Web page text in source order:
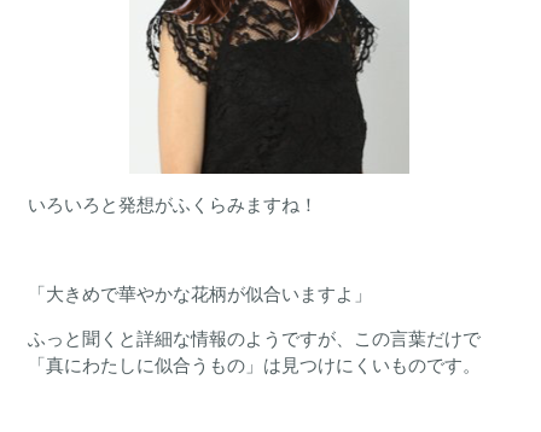
いろいろと発想がふくらみますね！
「大きめで華やかな花柄が似合いますよ」
ふっと聞くと詳細な情報のようですが、この言葉だけで
「真にわたしに似合うもの」は見つけにくいものです。